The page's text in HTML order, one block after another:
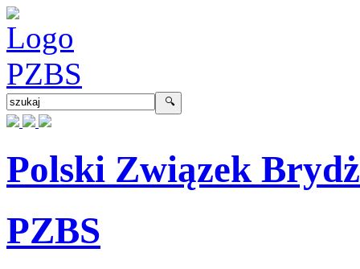
Polski Związek
PZBS